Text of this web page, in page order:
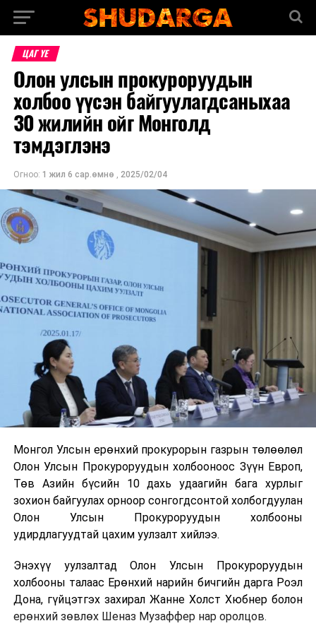
ЦАГ ҮЕ
Олон улсын прокуроруудын
холбоо үүсэн байгуулагдсаныхаа
30 жилийн ойг Монголд
тэмдэглэнэ
Огноо: 1 жил 6 сар.өмнө , 2025/02/04
Монгол Улсын ерөнхий прокурорын газрын төлөөлөл
Олон Улсын Прокуроруудын холбооноос Зүүн Европ,
Төв Азийн бүсийн 10 дахь удаагийн бага хурлыг
зохион байгуулах орноор сонгогдсонтой холбогдуулан
Олон Улсын Прокуроруудын холбооны
удирдлагуудтай цахим уулзалт хийлээ.
Энэхүү уулзалтад Олон Улсын Прокуроруудын
холбооны талаас Ерөнхий нарийн бичгийн дарга Роэл
Дона, гүйцэтгэх захирал Жанне Холст Хюбнер болон
ерөнхий зөвлөх Шеназ Музаффер нар оролцов.